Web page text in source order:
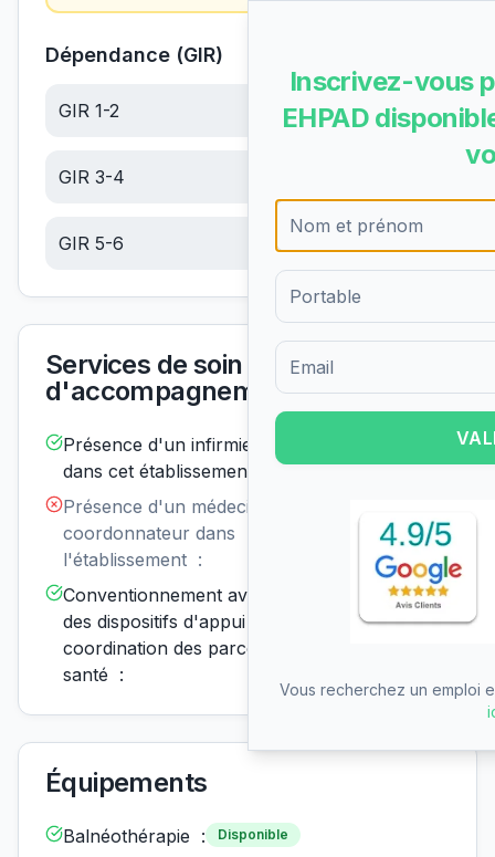
Dépendance (GIR)
GIR 1-2 22.44€/jour
GIR 3-4
GIR 5-6
Services de soin et
d'accompagnement
Présence d'un infirmier de nuit
dans cet établissement :
Présence d'un médecin
coordonnateur dans
l'établissement :
disponible
Conventionnement avec un ou
des dispositifs d'appui à la
coordination des parcours de
santé :
Disponible
Équipements
Balnéothérapie : Disponible
Inscrivez-vous
EHPAD
Formulaire d'inscription pour
Vous recherchez un emploi